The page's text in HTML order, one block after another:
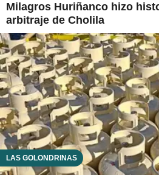
Milagros Huriñanco hizo
arbitraje de Cholila
LAS GOLONDRINAS